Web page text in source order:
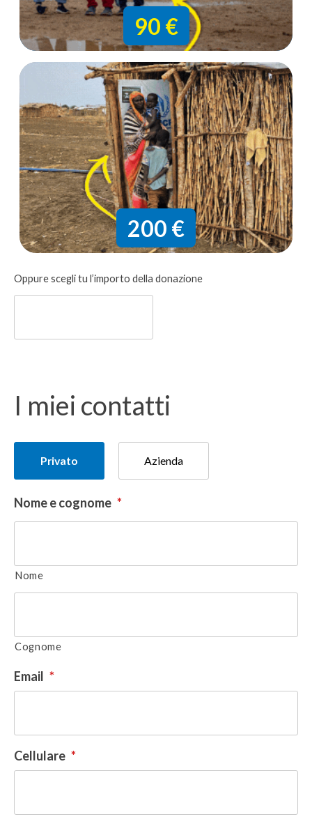
90 €
200 €
Donazione
libera
Oppure scegli tu l’importo della donazione
I miei contatti
Tipologia
donatore
Privato Azienda
Nome e cognome *
Nome
Cognome
Email *
Cellulare *